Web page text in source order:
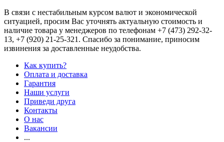
В связи с нестабильным курсом валют и экономической
ситуацией, просим Вас уточнять актуальную стоимость и
наличие товара у менеджеров по телефонам +7 (473) 292-32-
13, +7 (920) 21-25-321 . Спасибо за понимание, приносим
извинения за доставленные неудобства.
Как купить?
Оплата и доставка
Гарантия
Наши услуги
Приведи друга
Контакты
О нас
Вакансии
...